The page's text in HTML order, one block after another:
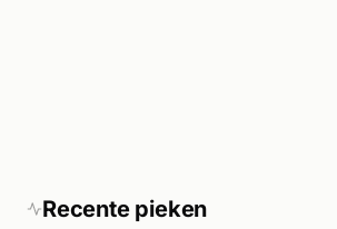
Recente pieken